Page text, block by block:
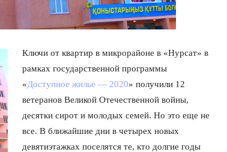
Ключи от квартир в микрорайоне в «Нурсат» в
рамках государственной программы
«Доступное жилье — 2020» получили 12
ветеранов Великой Отечественной войны,
десятки сирот и молодых семей. Но это еще не
все. В ближайшие дни в четырех новых
девятиэтажках поселятся те, кто долгие годы